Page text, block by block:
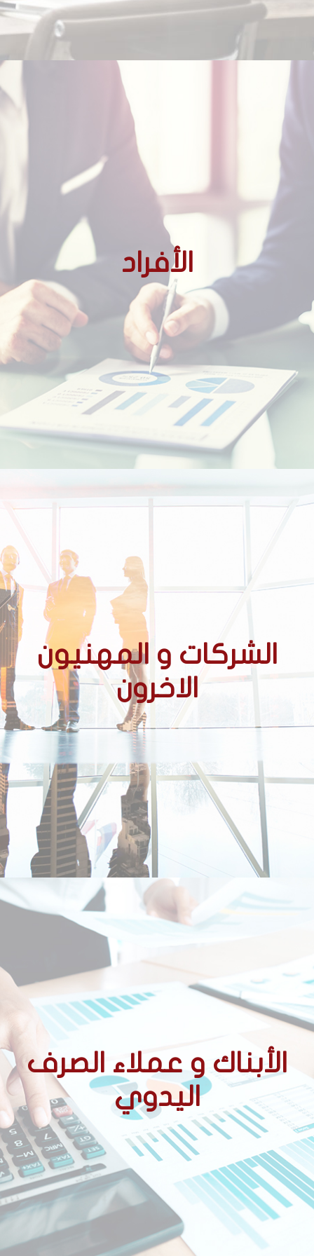
الأفراد
الأجانب غير المقيمين
الأجانب المقيمين
المغاربة المقيمين بالخارج
الطلاب المغاربة في الخارج
الشركات و المهنيون
الاخرون
الشركات الحائزة على عقود
الأبناك و عملاء الصرف
اليدوي
الأحكام التنظيمية المتعلقة
بالوسطاء المعتمدين
ممارسة نشاط الصرف اليدوي